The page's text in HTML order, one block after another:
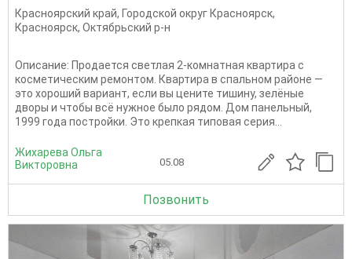
Красноярский край, Городской округ Красноярск,
Красноярск, Октябрьский р-н
Описание: Продается светлая 2-комнатная квартира с
косметическим ремонтом. Квартира в спальном районе —
это хороший вариант, если вы цените тишину, зелёные
дворы и чтобы всё нужное было рядом. Дом панельный,
1999 года постройки. Это крепкая типовая серия...
Жихарева Ольга
Викторовна
05.08
Позвонить